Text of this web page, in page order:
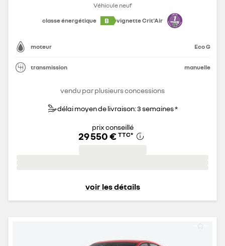
Véhicule neuf
classe énergétique
B vignette Crit'Air
moteur Eco G
transmission manuelle
vendu par plusieurs concessions
délai moyen de livraison: 3 semaines *
prix conseillé
29 550 € TTC*
voir les détails